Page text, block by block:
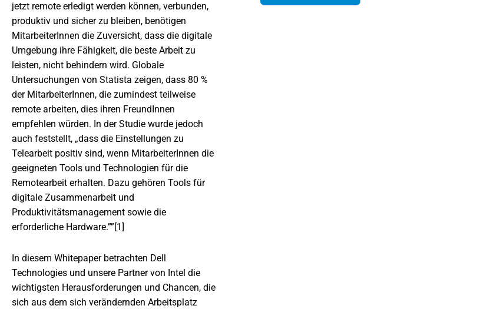
jetzt remote erledigt werden können, verbunden,
produktiv und sicher zu bleiben, benötigen
MitarbeiterInnen die Zuversicht, dass die digitale
Umgebung ihre Fähigkeit, die beste Arbeit zu
leisten, nicht behindern wird. Globale
Untersuchungen von Statista zeigen, dass 80 %
der MitarbeiterInnen, die zumindest teilweise
remote arbeiten, dies ihren FreundInnen
empfehlen würden. In der Studie wurde jedoch
auch feststellt, „dass die Einstellungen zu
Telearbeit positiv sind, wenn MitarbeiterInnen die
geeigneten Tools und Technologien für die
Remotearbeit erhalten. Dazu gehören Tools für
digitale Zusammenarbeit und
Produktivitätsmanagement sowie die
erforderliche Hardware.””[1]
In diesem Whitepaper betrachten Dell
Technologies und unsere Partner von Intel die
wichtigsten Herausforderungen und Chancen, die
sich aus dem sich verändernden Arbeitsplatz